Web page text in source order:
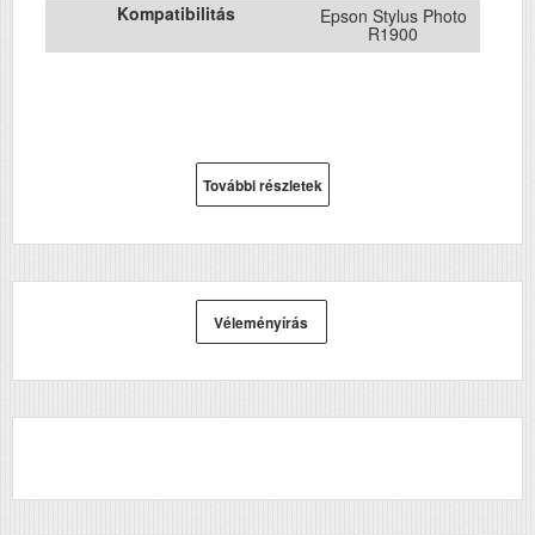
Kompatibilitás
Epson Stylus Photo
R1900
További részletek
Véleményírás